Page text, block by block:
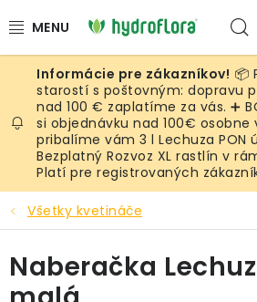
na
RASTLINY
UMELÉ RASTLINY
KVETINÁČE
SUBSTRÁTY A PRÍSLUŠENSTVO
SERVIS INTERIÉROVEJ ZELENE
📦
starostí s poštovným: dopravu
nad 100 € zaplatíme za vás. ➕
si objednávku nad 100€ osobne
pribalíme vám 3 l Lechuza PON
Bezplatný Rozvoz XL rastlín v
Platí pre registrovaných
Všetky kvetináče
Naberačka